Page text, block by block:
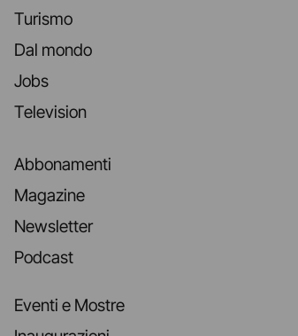
Turismo
Dal mondo
Jobs
Television
Abbonamenti
Magazine
Newsletter
Podcast
Eventi e Mostre